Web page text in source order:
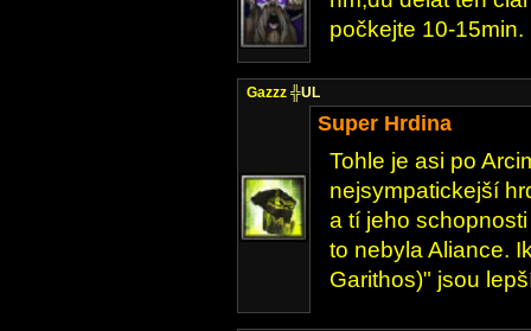
počkejte 10-15min.
Gazzz ╬UL
Super Hrdina
Tohle je asi po
nejsympatickejší
a tí jeho
to nebyla Aliance.
Garithos)" jsou